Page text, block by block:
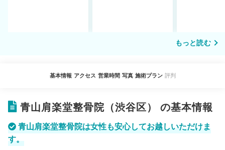
もっと読む
基本情報 アクセス 営業時間 写真 施術プラン 評判
青山肩楽堂整骨院（渋谷区） の基本情報
青山肩楽堂整骨院は女性も安心してお越しいただけま
す。